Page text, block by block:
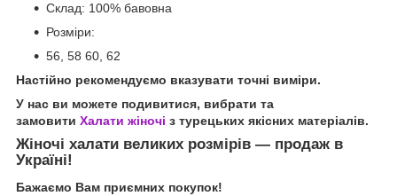
Склад: 100% бавовна
Розміри:
56, 58 60, 62
Настійно рекомендуємо вказувати точні виміри.
У нас ви можете подивитися, вибрати та
замовити Халати жіночі з турецьких якісних матеріалів.
Жіночі халати великих розмірів — продаж в
Україні!
Бажаємо Вам приємних покупок!